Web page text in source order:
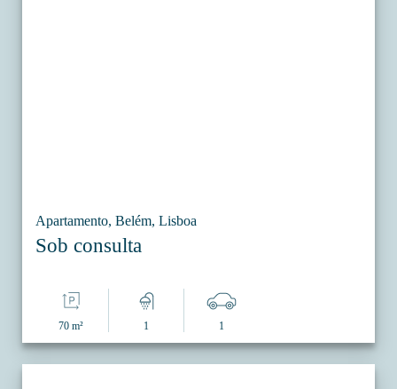
Apartamento, Belém, Lisboa
Sob consulta
70 m² 1 1